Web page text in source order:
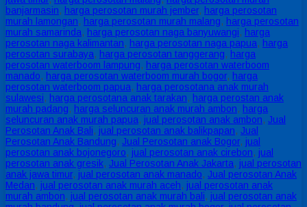
banjarmasin, harga perosotan murah jember, harga perosotan
murah lamongan, harga perosotan murah malang, harga perosotan
murah samarinda, harga perosotan naga banyuwangi, harga
perosotan naga kalimantan, harga perosotan naga papua, harga
perosotan surabaya, harga perosotan tanggerang, harga
perosotan waterboom lampung, harga perosotan waterboom
manado, harga perosotan waterboom murah bogor, harga
perosotan waterboom papua, harga perosotana anak murah
sulawesi, harga perosotana anak tarakan, harga perostan anak
murah padang, harga seluncuran anak murah ambon, harga
seluncuran anak murah papua, jual perosotan anak ambon, Jual
Perosotan Anak Bali, jual perosotan anak balikpapan, Jual
Perosotan Anak Bandung, Jual Perosotan anak Bogor, jual
perosotan anak bojonegoro, jual perosotan anak cirebon, jual
perosotan anak gresik, Jual Perosotan Anak Jakarta, jual perosotan
anak jawa timur, jual perosotan anak manado, Jual perosotan Anak
Medan, jual perosotan anak murah aceh, jual perosotan anak
murah ambon, jual perosotan anak murah bali, jual perosotan anak